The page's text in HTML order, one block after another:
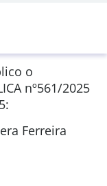
o
nº561/2025
:
Ferreira